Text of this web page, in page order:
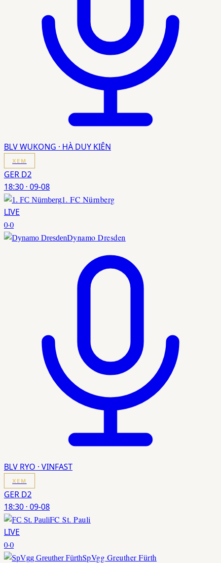
BLV WUKONG · HÀ DUY KIÊN
XEM
GER D2
18:30 · 09-08
1. FC Nürnberg
LIVE
0·0
Dynamo Dresden
BLV RYO · VINFAST
XEM
GER D2
18:30 · 09-08
FC St. Pauli
LIVE
0·0
SpVgg Greuther Fürth